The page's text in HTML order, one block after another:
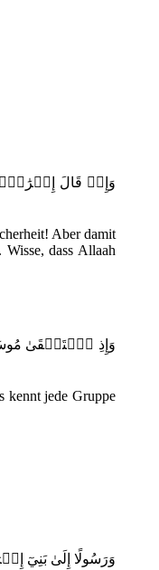
وَإِذۡ قَالَ
Aber damit
dass Allaah
وَإِذِ ٱسۡتَسۡقَىٰ
kennt jede Gruppe
وَرَسُولًا إِلَىٰ